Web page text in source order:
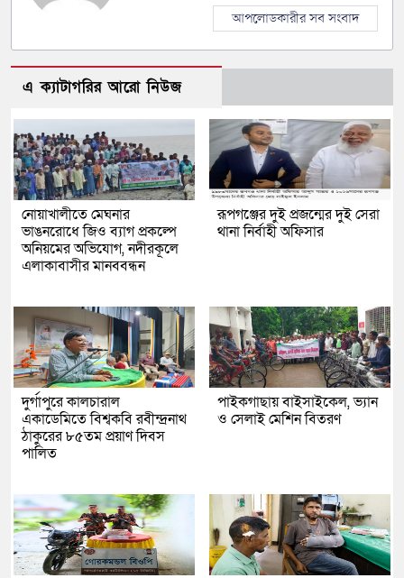
আপলোডকারীর সব সংবাদ
এ ক্যাটাগরির আরো নিউজ
নোয়াখালীতে মেঘনার
ভাঙনরোধে জিও ব্যাগ প্রকল্পে
অনিয়মের অভিযোগ, নদীরকূলে
এলাকাবাসীর মানববন্ধন
রূপগঞ্জের দুই প্রজন্মের দুই সেরা
থানা নির্বাহী অফিসার
দুর্গাপুরে কালচারাল
একাডেমিতে বিশ্বকবি রবীন্দ্রনাথ
ঠাকুরের ৮৫তম প্রয়াণ দিবস
পালিত
পাইকগাছায় বাইসাইকেল, ভ্যান
ও সেলাই মেশিন বিতরণ